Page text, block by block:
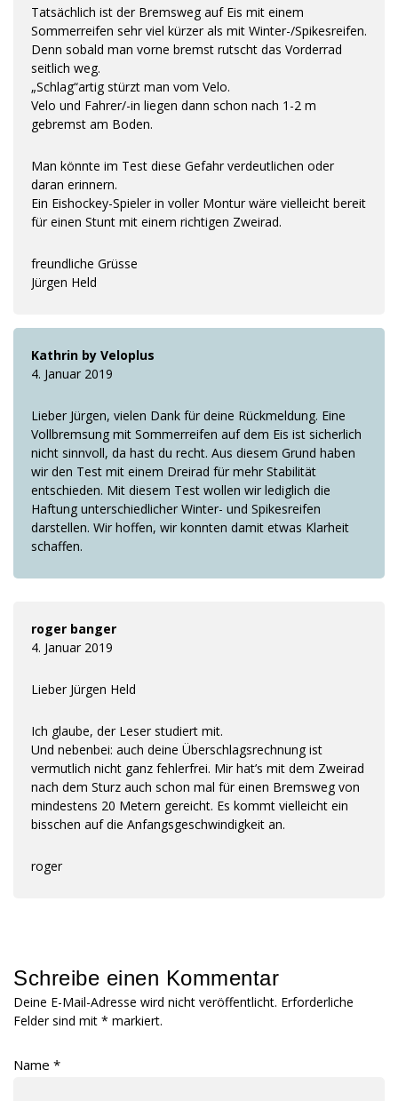
Tatsächlich ist der Bremsweg auf Eis mit einem
Sommerreifen sehr viel kürzer als mit Winter-/Spikesreifen.
Denn sobald man vorne bremst rutscht das Vorderrad
seitlich weg.
„Schlag“artig stürzt man vom Velo.
Velo und Fahrer/-in liegen dann schon nach 1-2 m
gebremst am Boden.
Man könnte im Test diese Gefahr verdeutlichen oder
daran erinnern.
Ein Eishockey-Spieler in voller Montur wäre vielleicht bereit
für einen Stunt mit einem richtigen Zweirad.
freundliche Grüsse
Jürgen Held
Kathrin by Veloplus
4. Januar 2019
Lieber Jürgen, vielen Dank für deine Rückmeldung. Eine
Vollbremsung mit Sommerreifen auf dem Eis ist sicherlich
nicht sinnvoll, da hast du recht. Aus diesem Grund haben
wir den Test mit einem Dreirad für mehr Stabilität
entschieden. Mit diesem Test wollen wir lediglich die
Haftung unterschiedlicher Winter- und Spikesreifen
darstellen. Wir hoffen, wir konnten damit etwas Klarheit
schaffen.
roger banger
4. Januar 2019
Lieber Jürgen Held
Ich glaube, der Leser studiert mit.
Und nebenbei: auch deine Überschlagsrechnung ist
vermutlich nicht ganz fehlerfrei. Mir hat’s mit dem Zweirad
nach dem Sturz auch schon mal für einen Bremsweg von
mindestens 20 Metern gereicht. Es kommt vielleicht ein
bisschen auf die Anfangsgeschwindigkeit an.
roger
Schreibe einen Kommentar
Deine E-Mail-Adresse wird nicht veröffentlicht. Erforderliche
Felder sind mit * markiert.
Name *